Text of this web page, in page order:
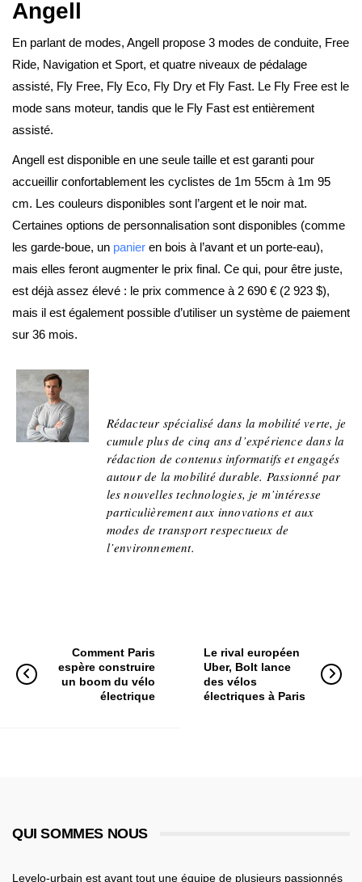
Angell
En parlant de modes, Angell propose 3 modes de conduite, Free
Ride, Navigation et Sport, et quatre niveaux de pédalage
assisté, Fly Free, Fly Eco, Fly Dry et Fly Fast. Le Fly Free est le
mode sans moteur, tandis que le Fly Fast est entièrement
assisté.
Angell est disponible en une seule taille et est garanti pour
accueillir confortablement les cyclistes de 1m 55cm à 1m 95
cm. Les couleurs disponibles sont l’argent et le noir mat.
Certaines options de personnalisation sont disponibles (comme
les garde-boue, un panier en bois à l’avant et un porte-eau),
mais elles feront augmenter le prix final. Ce qui, pour être juste,
est déjà assez élevé : le prix commence à 2 690 € (2 923 $),
mais il est également possible d’utiliser un système de paiement
sur 36 mois.
Rédacteur spécialisé dans la mobilité verte, je
cumule plus de cinq ans d’expérience dans la
rédaction de contenus informatifs et engagés
autour de la mobilité durable. Passionné par
les nouvelles technologies, je m’intéresse
particulièrement aux innovations et aux
modes de transport respectueux de
l’environnement.
Comment Paris
espère construire
un boom du vélo
électrique
Le rival européen
Uber, Bolt lance
des vélos
électriques à Paris
QUI SOMMES NOUS
Levelo-urbain est avant tout une équipe de plusieurs passionnés